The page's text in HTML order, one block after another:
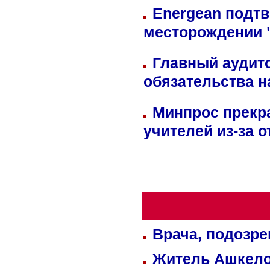
Energean
Главный
обязательства
Минпрос
учителей из-за
Врача,
Житель